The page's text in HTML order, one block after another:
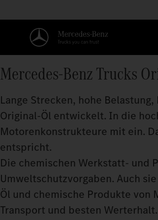
Mercedes‑Benz Trucks
Lange Strecken, hohe
Original‑Öl entwickelt. In die
Motorenkonstrukteure mit ein.
entspricht.
Die chemischen Werkstatt- und
Umweltschutzvorgaben. Auch
Öl und chemische Produkte von
Transport und besten Werterhalt.